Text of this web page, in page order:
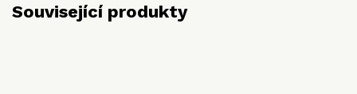
Související produkty